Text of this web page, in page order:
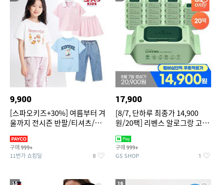
9,900
[스파오키즈+30%] 여름부터 겨
울까지 전시즌 반팔/티셔츠/셋
구매 999+
11번가 쇼킹딜 8
17,900
[8/7, 단하루 최종가 14,900
원/20팩] 리벤스 알로그랑 고평
구매 999+
GS SHOP 1
15 16